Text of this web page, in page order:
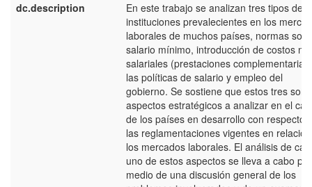
dc.description
En este trabajo se analizan tres tipos de
instituciones prevalecientes en los
laborales de muchos países, normas
salario mínimo, introducción de costos no
salariales (prestaciones
las políticas de salario y empleo del
gobierno. Se sostiene que estos tres son
aspectos estratégicos a analizar en el
de los países en desarrollo con respecto
las reglamentaciones vigentes en
los mercados laborales. El análisis de
uno de estos aspectos se lleva a cabo por
medio de una discusión general de los